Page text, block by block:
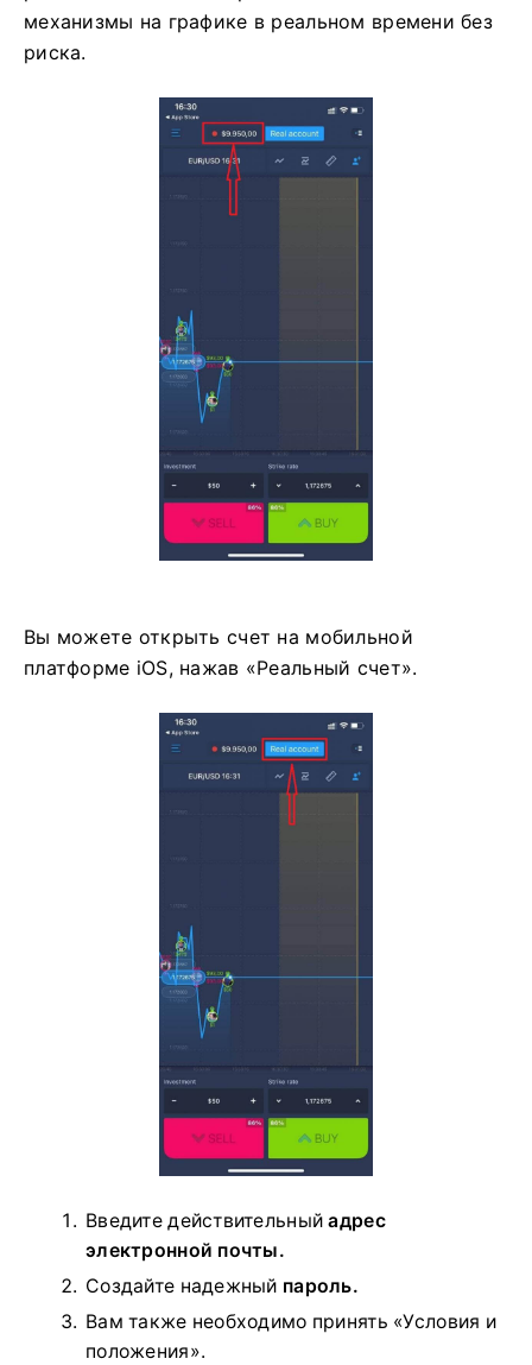
механизмы на графике в реальном времени без
риска.
Вы можете открыть счет на мобильной
платформе iOS, нажав «Реальный счет».
Введите действительныйадрес
электронной почты.
Создайте надежный пароль.
Вам также необходимо принять «Условия и
положения».